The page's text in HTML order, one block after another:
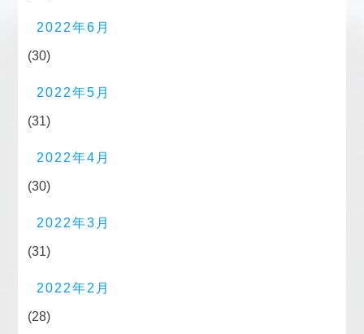
2022年6月
(30)
2022年5月
(31)
2022年4月
(30)
2022年3月
(31)
2022年2月
(28)